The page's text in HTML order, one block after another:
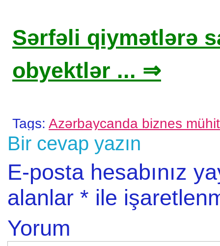
Sərfəli qiymətlərə
obyektlər ... ⇒
Tags: Azərbaycanda biznes
Bir cevap yazın
E-posta hesabınız
alanlar * ile
Yorum